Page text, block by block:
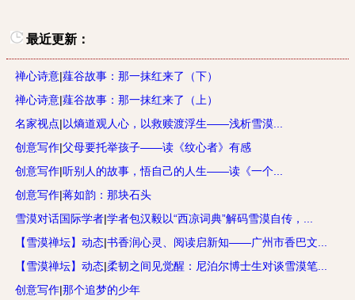
最近更新：
禅心诗意|薤谷故事：那一抹红来了（下）
禅心诗意|薤谷故事：那一抹红来了（上）
名家视点|以熵道观人心，以救赎渡浮生——浅析雪漠...
创意写作|父母要托举孩子——读《纹心者》有感
创意写作|听别人的故事，悟自己的人生——读《一个...
创意写作|蒋如韵：那块石头
雪漠对话国际学者|学者包汉毅以“西凉词典”解码雪漠自传，...
【雪漠禅坛】动态|书香润心灵、阅读启新知——广州市香巴文...
【雪漠禅坛】动态|柔韧之间见觉醒：尼泊尔博士生对谈雪漠笔...
创意写作|那个追梦的少年